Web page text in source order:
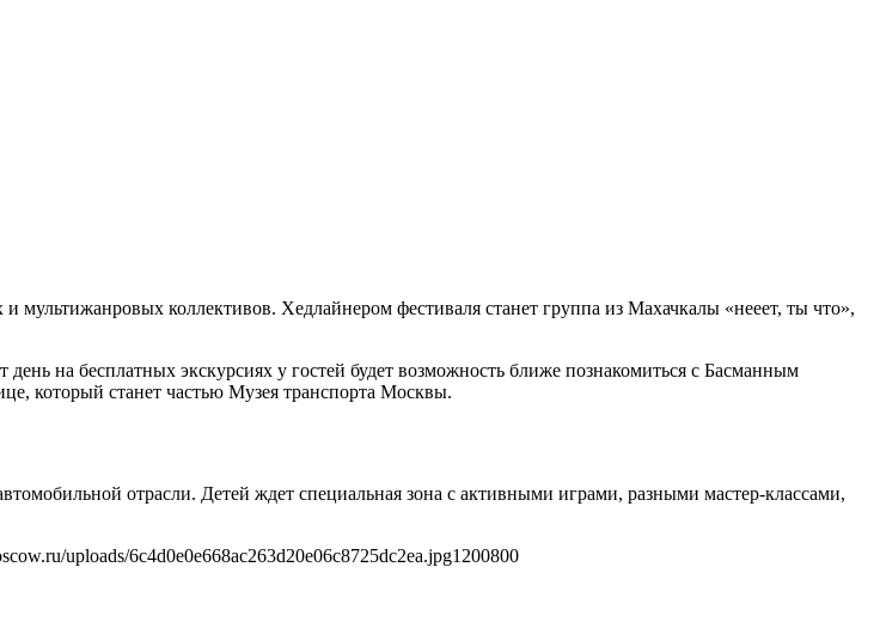
мультижанровых коллективов. Хедлайнером фестиваля станет группа из Махачкалы «нееет, ты что»,
на бесплатных экскурсиях у гостей будет возможность ближе познакомиться с Басманным
который станет частью Музея транспорта Москвы.
отрасли. Детей ждет специальная зона с активными играми, разными мастер-классами,
uploads/6c4d0e0e668ac263d20e06c8725dc2ea.jpg1200800